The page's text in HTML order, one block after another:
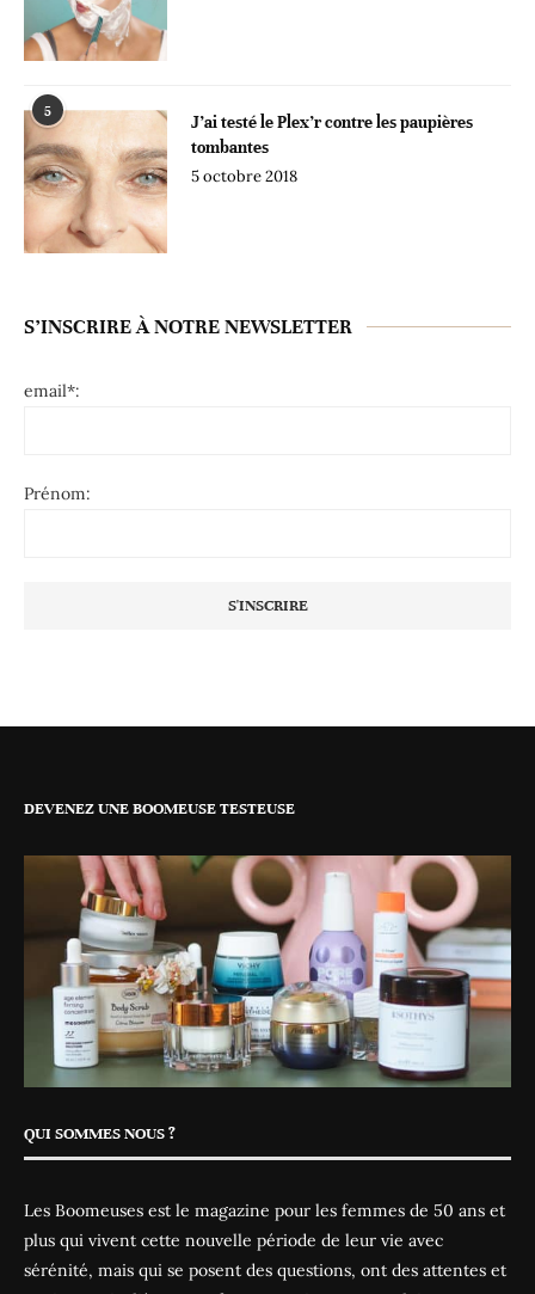
5
J’ai testé le Plex’r contre les paupières
tombantes
5 octobre 2018
S’INSCRIRE À NOTRE NEWSLETTER
email*:
Prénom:
DEVENEZ UNE BOOMEUSE TESTEUSE
QUI SOMMES NOUS ?
Les Boomeuses est le magazine pour les femmes de 50 ans et
plus qui vivent cette nouvelle période de leur vie avec
sérénité, mais qui se posent des questions, ont des attentes et